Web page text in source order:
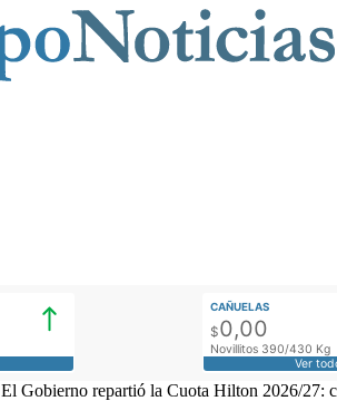
CAÑUELAS
$0,00
Novillitos 390/430 Kg
Ver
El Gobierno repartió la Cuota Hilton 2026/27: